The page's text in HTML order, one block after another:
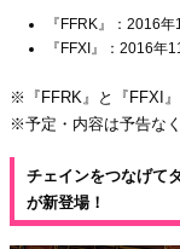
『FFRK』：2016
『FFXI』：2016
※『FFRK』と『FFXI』
※予定・内容は予告な
チェインをつなげて
が新登場！